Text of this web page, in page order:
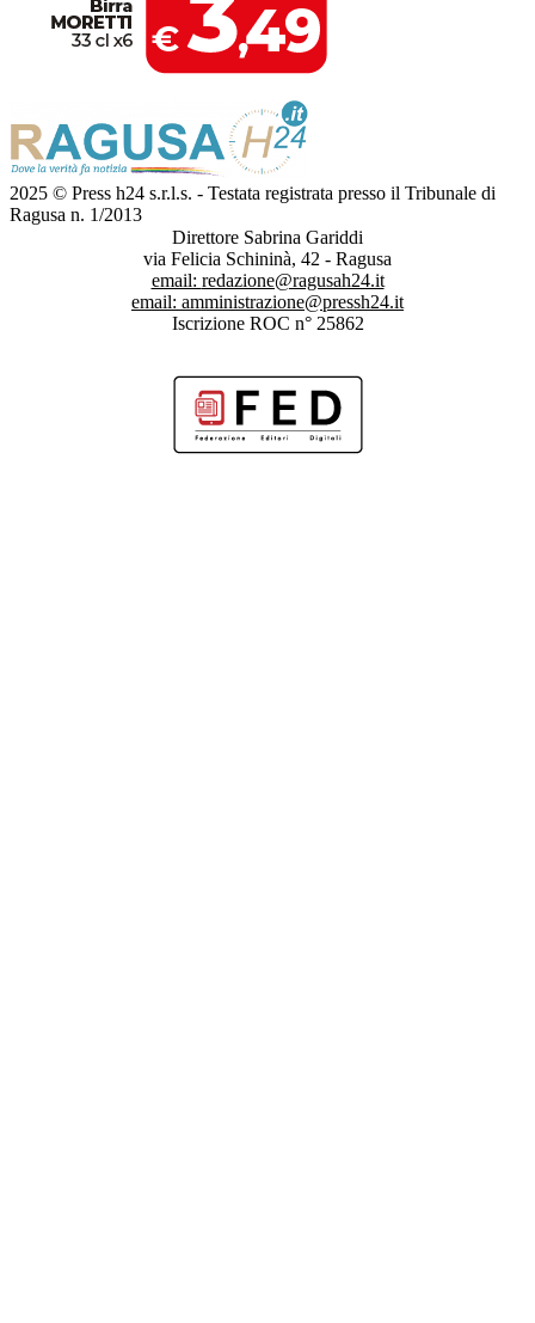
2025 © Press h24 s.r.l.s. - Testata registrata presso il Tribunale di
Ragusa n. 1/2013
Direttore Sabrina Gariddi
via Felicia Schininà, 42 - Ragusa
email: redazione@ragusah24.it
email: amministrazione@pressh24.it
Iscrizione ROC n° 25862